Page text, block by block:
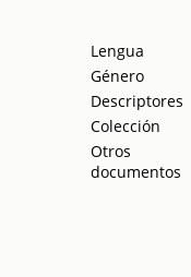
Lengua
Género
Descriptores
Colección
Otros
documentos